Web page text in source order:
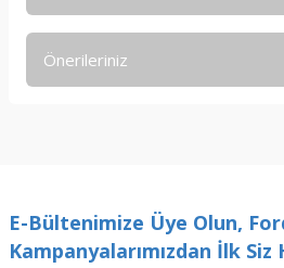
Önerileriniz
Ürün resmi kalitesiz, bozuk veya
Ürün açıklamasında eksik bilgiler
E-Bültenimize Üye Olun,
Kampanyalarımızdan İlk